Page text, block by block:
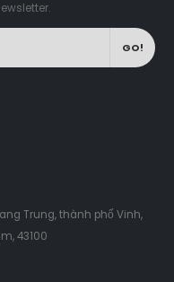
Trung, thành phố Vinh,
43100